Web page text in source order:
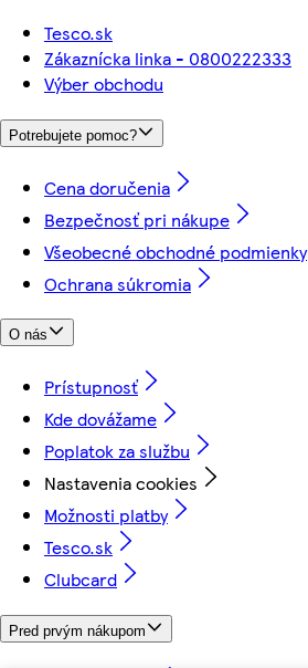
Tesco.sk
Zákaznícka linka - 0800222333
Výber obchodu
Potrebujete pomoc?
Cena doručenia
Bezpečnosť pri nákupe
Všeobecné obchodné podmienky
Ochrana súkromia
O nás
Prístupnosť
Kde dovážame
Poplatok za službu
Nastavenia cookies
Možnosti platby
Tesco.sk
Clubcard
Pred prvým nákupom